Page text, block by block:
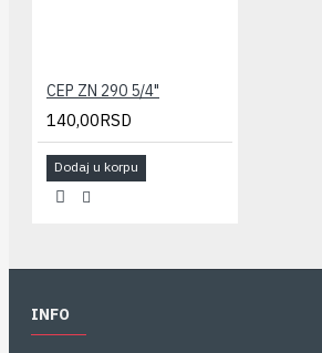
CEP ZN 290 5/4"
140,00RSD
Dodaj u korpu
INFO